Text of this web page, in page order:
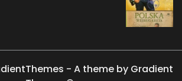
- A theme by Gradient